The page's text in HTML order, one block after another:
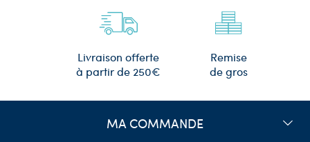
Livraison offerte
à partir de 250€
Remise
de gros
MA COMMANDE